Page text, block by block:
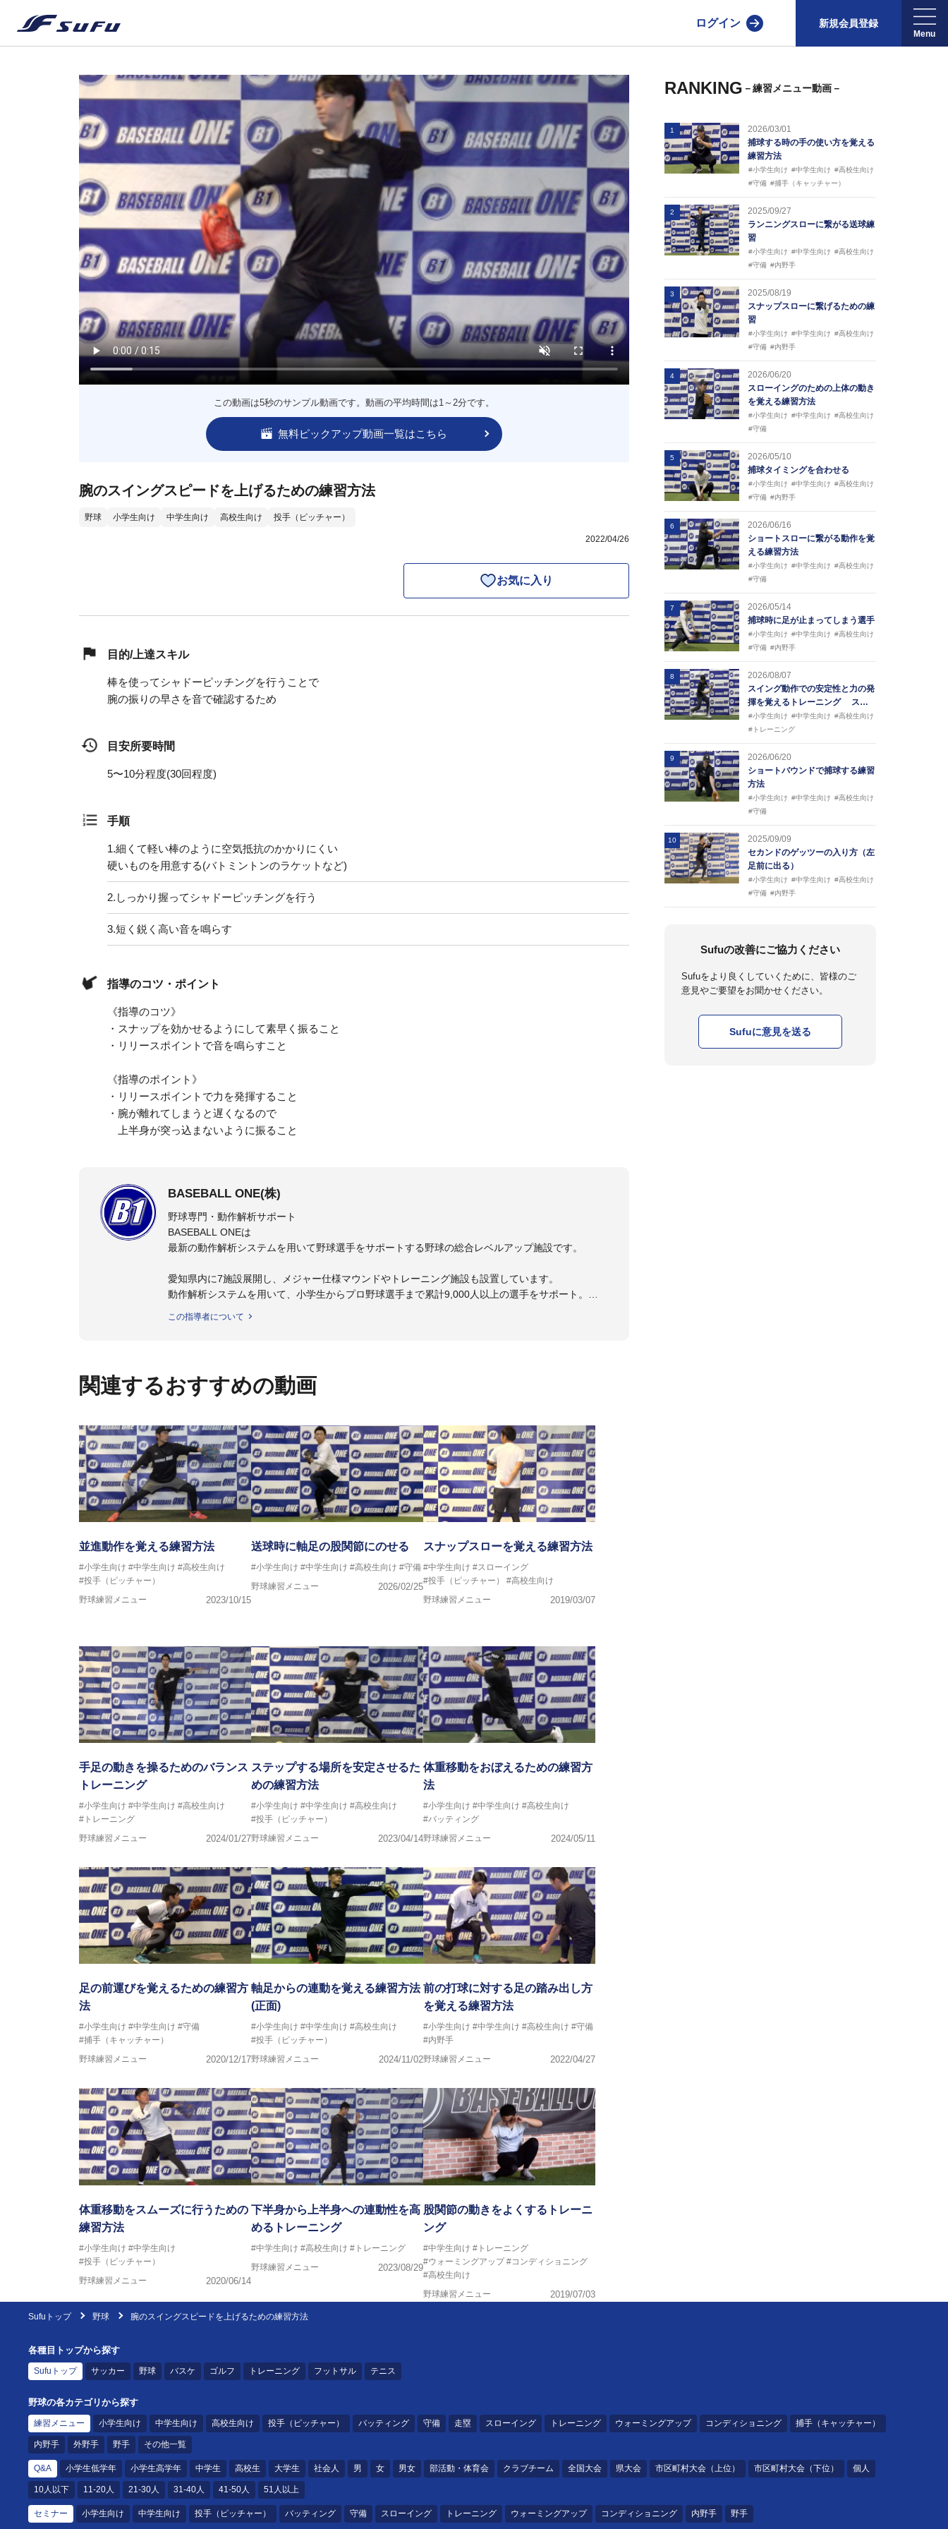
ログイン 新規会員登録
この動画は5秒のサンプル動画です。動画の平均時間は1～2分です。
無料ピックアップ動画一覧はこちら
腕のスイングスピードを上げるための練習方法
野球 小学生向け 中学生向け 高校生向け 投手（ピッチャー）
2022/04/26
お気に入り
目的/上達スキル
棒を使ってシャドーピッチングを行うことで
腕の振りの早さを音で確認するため
目安所要時間
5〜10分程度(30回程度)
手順
1.細くて軽い棒のように空気抵抗のかかりにくい
硬いものを用意する(バトミントンのラケットなど)
2. しっかり握ってシャドーピッチングを行う
3.短く鋭く高い音を鳴らす
指導のコツ・ポイント
《指導のコツ》
・スナップを効かせるようにして素早く振ること
・リリースポイントで音を鳴らすこと
《指導のポイント》
・リリースポイントで力を発揮すること
・腕が離れてしまうと遅くなるので
上半身が突っ込まないように振ること
BASEBALL ONE(株)
野球専門・動作解析サポート
BASEBALL ONEは
最新の動作解析システムを用いて野球選手をサポートする野球の総合レベルアップ施設です。
愛知県内に7施設展開し、メジャー仕様マウンドやトレーニング施設も設置しています。
動作解析システムを用いて、小学生からプロ野球選手まで累計9,000人以上の選手をサポート。
この指導者について
関連するおすすめの動画
並進動作を覚える練習方法
#小学生向け #中学生向け #高校生向け
#投手（ピッチャー）
野球練習メニュー
2023/10/15
送球時に軸足の股関節にのせる
#小学生向け #中学生向け #高校生向け #守備
野球練習メニュー
2026/02/25
スナップスローを覚える練習方法
#中学生向け #スローイング
#投手（ピッチャー）
#高校生向け
野球練習メニュー
2019/03/07
手足の動きを操るためのバランス
トレーニング
#小学生向け #中学生向け #高校生向け
#トレーニング
野球練習メニュー
2024/01/27
ステップする場所を安定させるた
めの練習方法
#小学生向け #中学生向け #高校生向け
#投手（ピッチャー）
野球練習メニュー
2023/04/14
体重移動をおぼえるための練習方
法
#小学生向け #中学生向け #高校生向け
#バッティング
野球練習メニュー
2024/05/11
足の前運びを覚えるための練習方
法
#小学生向け #中学生向け #守備
#捕手（キャッチャー）
野球練習メニュー
2020/12/17
軸足からの連動を覚える練習方法
(正面)
#小学生向け #中学生向け #高校生向け
#投手（ピッチャー）
野球練習メニュー
2024/11/02
前の打球に対する足の踏み出し方
を覚える練習方法
#小学生向け #中学生向け #高校生向け #守備
#内野手
野球練習メニュー
2022/04/27
体重移動をスムーズに行うための
練習方法
#小学生向け #中学生向け
#投手（ピッチャー）
野球練習メニュー
2020/06/14
下半身から上半身への連動性を高
めるトレーニング
#中学生向け #高校生向け #トレーニング
野球練習メニュー
2023/08/29
股関節の動きをよくするトレーニ
ング
#中学生向け #トレーニング
#ウォーミングアップ #コンディショニング
#高校生向け
野球練習メニュー
2019/07/03
RANKING －練習メニュー動画－
1
2026/03/01
捕球する時の手の使い方を覚える
練習方法
#小学生向け #中学生向け #高校生向け
#守備 #捕手（キャッチャー）
2
2025/09/27
ランニングスローに繋がる送球練
習
#小学生向け #中学生向け #高校生向け
#守備 #内野手
3
2025/08/19
スナップスローに繋げるための練
習
#小学生向け #中学生向け #高校生向け
#守備 #内野手
4
2026/06/20
スローイングのための上体の動き
を覚える練習方法
#小学生向け #中学生向け #高校生向け
#守備
5
2026/05/10
捕球タイミングを合わせる
#小学生向け #中学生向け #高校生向け
#守備 #内野手
6
2026/06/16
ショートスローに繋がる動作を覚
える練習方法
#小学生向け #中学生向け #高校生向け
#守備
7
2026/05/14
捕球時に足が止まってしまう選手
#小学生向け #中学生向け #高校生向け
#守備 #内野手
8
2026/08/07
スイング動作での安定性と力の発
揮を覚えるトレーニング ス…
#小学生向け #中学生向け #高校生向け
#トレーニング
9
2026/06/20
ショートバウンドで捕球する練習
方法
#小学生向け #中学生向け #高校生向け
#守備
10
2025/09/09
セカンドのゲッツーの入り方（左
足前に出る）
#小学生向け #中学生向け #高校生向け
#守備 #内野手
Sufuの改善にご協力ください
Sufuをより良くしていくために、皆様のご
意見やご要望をお聞かせください。
Sufuに意見を送る
Sufuトップ 野球 腕のスイングスピードを上げるための練習方法
各種目トップから探す
Sufuトップ サッカー 野球 バスケ ゴルフ トレーニング フットサル テニス
野球の各カテゴリから探す
練習メニュー 小学生向け 中学生向け 高校生向け 投手（ピッチャー） バッティング 守備 走塁 スローイング トレーニング ウォーミングアップ コンディショニング 捕手（キャッチャー）
内野手 外野手 野手 その他一覧
Q&A 小学生低学年 小学生高学年 中学生 高校生 大学生 社会人 男 女 男女 部活動・体育会 クラブチーム 全国大会 県大会 市区町村大会（上位） 市区町村大会（下位） 個人
10人以下 11-20人 21-30人 31-40人 41-50人 51人以上
セミナー 小学生向け 中学生向け 投手（ピッチャー） バッティング 守備 スローイング トレーニング ウォーミングアップ コンディショニング 内野手 野手